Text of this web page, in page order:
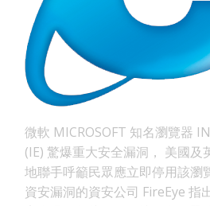
微軟 MICROSOFT 知名瀏覽器
(IE) 驚爆重大安全漏洞， 美國及
地聯手呼籲民眾應立即停用該瀏
資安漏洞的資安公司 FireEye 指